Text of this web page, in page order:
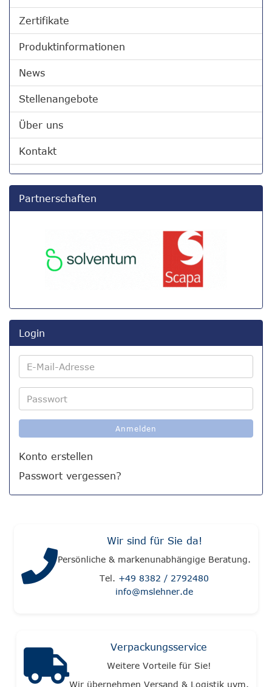
Zertifikate
Produktinformationen
News
Stellenangebote
Über uns
Kontakt
Partnerschaften
Login
E-
Mail-
Passwort
Anmelden
Konto erstellen
Passwort vergessen?
Wir sind für Sie da!
Persönliche & markenunabhängige Beratung.
Tel. +49 8382 / 2792480
info@mslehner.de
Verpackungsservice
Weitere Vorteile für Sie!
Wir übernehmen Versand & Logistik uvm.